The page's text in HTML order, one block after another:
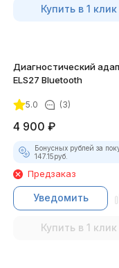
Купить в 1 клик
Диагностический
ELS27 Bluetooth
5.0 (3)
4 900 ₽
Бонусных рублей за
147.15руб.
Предзаказ
Уведомить
Купить в 1 клик